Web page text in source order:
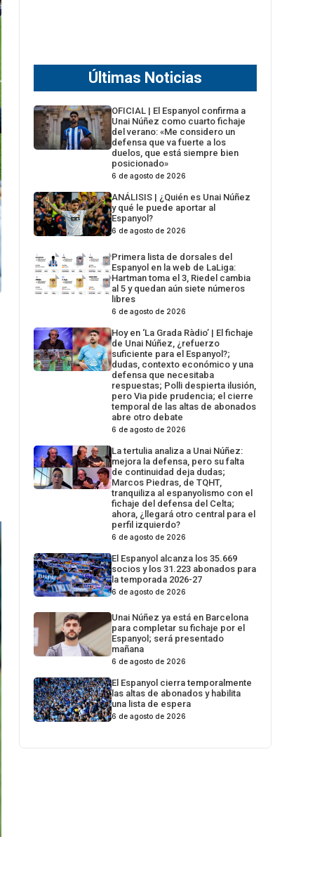
Últimas Noticias
OFICIAL | El Espanyol confirma a
Unai Núñez como cuarto fichaje
del verano: «Me considero un
defensa que va fuerte a los
duelos, que está siempre bien
posicionado»
6 de agosto de 2026
ANÁLISIS | ¿Quién es Unai Núñez
y qué le puede aportar al
Espanyol?
6 de agosto de 2026
Primera lista de dorsales del
Espanyol en la web de LaLiga:
Hartman toma el 3, Riedel cambia
al 5 y quedan aún siete números
libres
6 de agosto de 2026
Hoy en ‘La Grada Ràdio’ | El fichaje
de Unai Núñez, ¿refuerzo
suficiente para el Espanyol?;
dudas, contexto económico y una
defensa que necesitaba
respuestas; Polli despierta ilusión,
pero Via pide prudencia; el cierre
temporal de las altas de abonados
abre otro debate
6 de agosto de 2026
La tertulia analiza a Unai Núñez:
mejora la defensa, pero su falta
de continuidad deja dudas;
Marcos Piedras, de TQHT,
tranquiliza al espanyolismo con el
fichaje del defensa del Celta;
ahora, ¿llegará otro central para el
perfil izquierdo?
6 de agosto de 2026
El Espanyol alcanza los 35.669
socios y los 31.223 abonados para
la temporada 2026-27
6 de agosto de 2026
Unai Núñez ya está en Barcelona
para completar su fichaje por el
Espanyol; será presentado
mañana
6 de agosto de 2026
El Espanyol cierra temporalmente
las altas de abonados y habilita
una lista de espera
6 de agosto de 2026